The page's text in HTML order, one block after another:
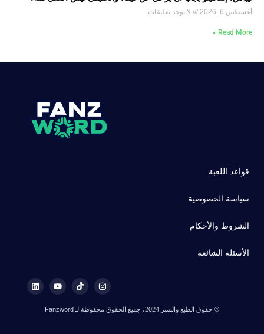
أغسطس 6, 2026 لا توجد تعليقات
Read More »
قواعد اللعبة
سياسة الخصوصية
الشروط والأحكام
الأسئلة الشائعة
© حقوق الطبع والنشر 2024، جميع الحقوق محفوظة لـ Fanzword